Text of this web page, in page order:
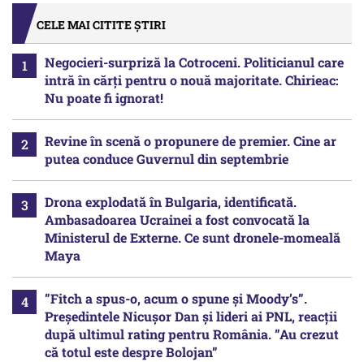
CELE MAI CITITE ȘTIRI
Negocieri-surpriză la Cotroceni. Politicianul care
intră în cărți pentru o nouă majoritate. Chirieac:
Nu poate fi ignorat!
Revine în scenă o propunere de premier. Cine ar
putea conduce Guvernul din septembrie
Drona explodată în Bulgaria, identificată.
Ambasadoarea Ucrainei a fost convocată la
Ministerul de Externe. Ce sunt dronele-momeală
Maya
”Fitch a spus-o, acum o spune și Moody’s”.
Președintele Nicușor Dan și lideri ai PNL, reacții
după ultimul rating pentru România. ”Au crezut
că totul este despre Bolojan”